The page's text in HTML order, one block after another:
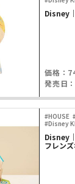
Disney
価格：
発売日
#HOUSE
#Disney
Disney
フレン